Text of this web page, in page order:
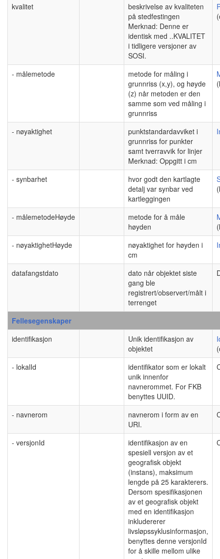
kvalitet
beskrivelse av kvaliteten
på stedfestingen
Merknad: Denne er
identisk med ..KVALITET
i tidligere versjoner av
SOSI.
- målemetode
metode for måling i
grunnriss (x,y), og høyde
(z) når metoden er den
samme som ved måling i
grunnriss
- nøyaktighet
punktstandardavviket i
grunnriss for punkter
samt tverravvik for linjer
Merknad: Oppgitt i cm
- synbarhet
hvor godt den kartlagte
detalj var synbar ved
kartleggingen
- målemetodeHøyde
metode for å måle
høyden
- nøyaktighetHøyde
nøyaktighet for høyden i
cm
datafangstdato
dato når objektet siste
gang ble
registrert/observert/målt i
terrenget
Fellesegenskaper
identifikasjon
Unik identifikasjon av
objektet
- lokalId
identifikator som er lokalt
unik innenfor
navnerommet. For FKB
benyttes UUID.
- navnerom
navnerom i form av en
URI.
- versjonId
identifikasjon av en
spesiell versjon av et
geografisk objekt
(instans), maksimum
lengde på 25 karakterers.
Dersom spesifikasjonen
av et geografisk objekt
med en identifikasjon
inkludererer
livsløpssyklusinformasjon,
benyttes denne versjonId
for å skille mellom ulike